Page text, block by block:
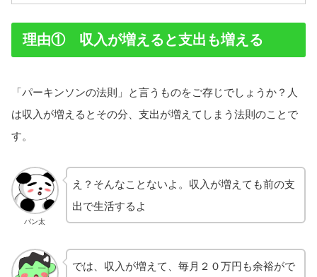
理由① 収入が増えると支出も増える
「パーキンソンの法則」と言うものをご存じでしょうか？人
は収入が増えるとその分、支出が増えてしまう法則のことで
す。
パン太
え？そんなことないよ。収入が増えても前の支
出で生活するよ
では、収入が増えて、毎月２０万円も余裕がで